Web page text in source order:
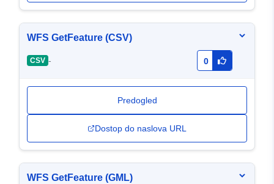
WFS GetFeature (CSV)
CSV - 0
Predogled
Dostop do naslova URL
WFS GetFeature (GML)